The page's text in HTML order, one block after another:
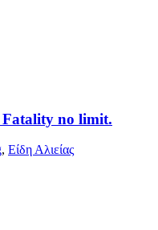
no limit.
, Είδη Αλιείας